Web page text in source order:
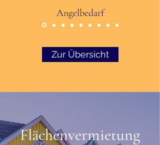
Zur Übersicht
Angelbedarf
Flächenvermietung